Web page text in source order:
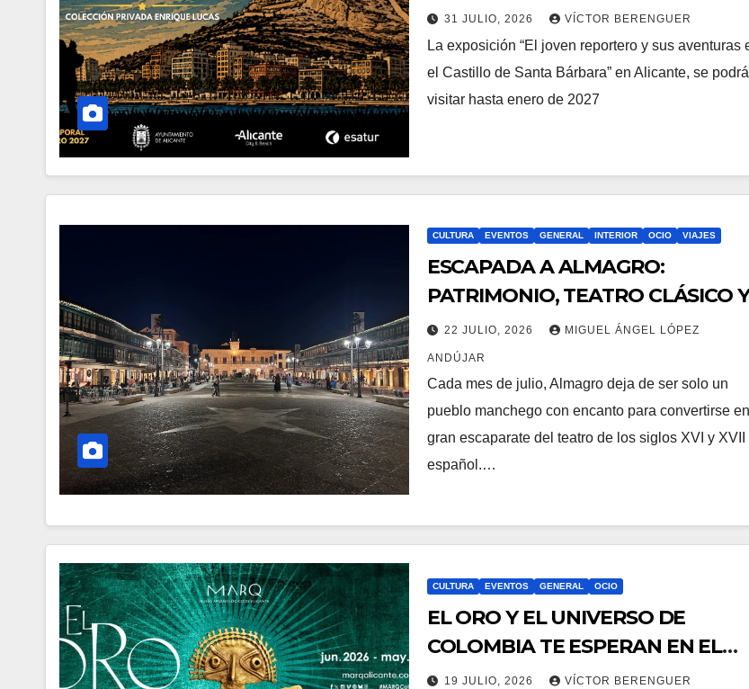
BÁRBARA DE ALICANTE
31 JULIO, 2026 VÍCTOR BERENGUER
La exposición “El joven reportero y sus aventuras
el Castillo de Santa Bárbara” en Alicante, se podrá
visitar hasta enero de 2027
CULTURA EVENTOS GENERAL INTERIOR OCIO VIAJES
ESCAPADA A ALMAGRO:
PATRIMONIO, TEATRO CLÁSICO Y
GASTRONOMÍA
22 JULIO, 2026 MIGUEL ÁNGEL LÓPEZ
ANDÚJAR
Cada mes de julio, Almagro deja de ser solo un
pueblo manchego con encanto para convertirse
gran escaparate del teatro de los siglos XVI y XVII
español.…
CULTURA EVENTOS GENERAL OCIO
EL ORO Y EL UNIVERSO DE
COLOMBIA TE ESPERAN EN EL
MARQ
19 JULIO, 2026 VÍCTOR BERENGUER